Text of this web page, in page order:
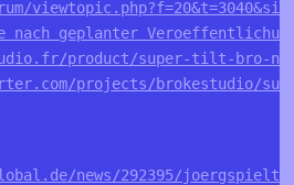
nach geplanter
product/super-tilt-bro-
projects/brokestudio/
news/292395/